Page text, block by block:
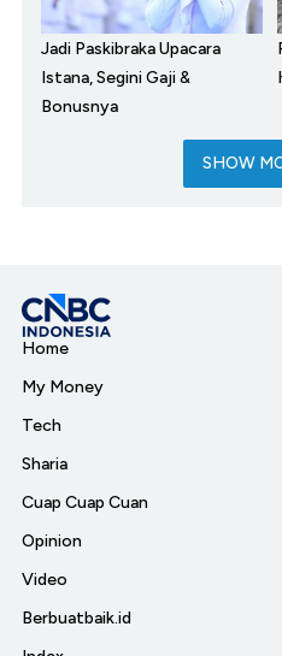
Jadi Paskibraka Upacara
Istana, Segini Gaji &
Bonusnya
SHOW
Home
My Money
Tech
Sharia
Cuap Cuap Cuan
Opinion
Video
Berbuatbaik.id